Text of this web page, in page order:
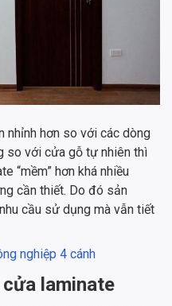
nhỉnh hơn so với các dòng
so với cửa gỗ tự nhiên thì
“mềm” hơn khá nhiều
cần thiết. Do đó sản
cầu sử dụng mà vẫn tiết
nghiệp 4 cánh
laminate